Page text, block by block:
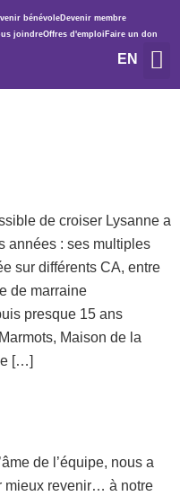
bénévole Devenir membre
joindreOffres d'emploi Faire un don
EN
de croiser Lysanne a
années : ses multiples
sur différents CA, entre
de marraine
presque 15 ans
Maison de la
[…]
de l’équipe, nous a
mieux revenir… à notre